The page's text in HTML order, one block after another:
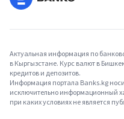
Актуальная информация по
в Кыргызстане. Курс валют в
кредитов и депозитов.
Информация портала Banks.kg
исключительно информационный
при каких условиях не является